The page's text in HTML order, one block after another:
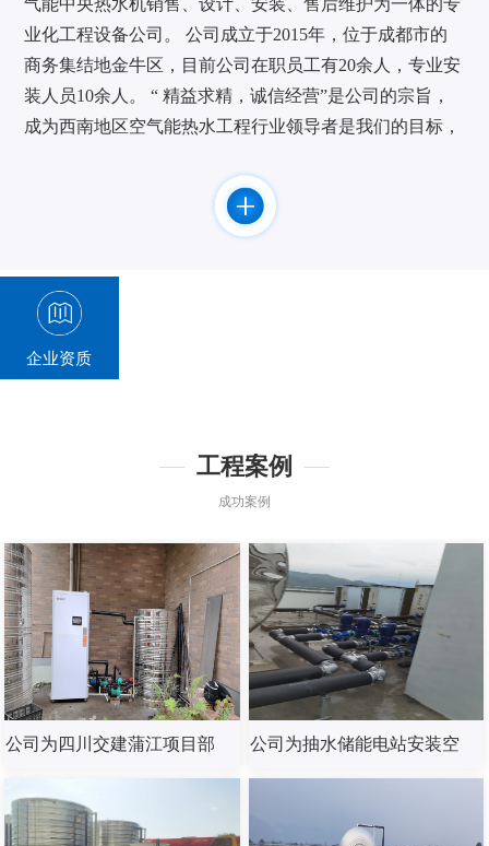
气能中央热水机销售、设计、安装、售后维护为一体的专
业化工程设备公司。 公司成立于2015年，位于成都市的
商务集结地金牛区，目前公司在职员工有20余人，专业安
装人员10余人。 “ 精益求精，诚信经营”是公司的宗旨，
成为西南地区空气能热水工程行业领导者是我们的目标，
为您提供节能、舒适、安全的产品和服务。 公司与广东
九恒等知名品牌厂家建立了长期，密切的合作关系。并取
企业资质
工程案例
成功案例
公司为四川交建蒲江项目部 公司为抽水储能电站安装空